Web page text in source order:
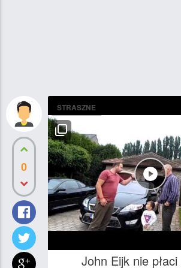
0
STRASZNE
John Eijk nie